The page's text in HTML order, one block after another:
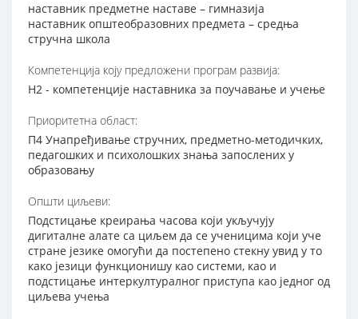
наставник предметне наставе – гимназија
наставник општеобразовних предмета – средња
стручна школа
Компетенција коју предложени програм развија:
Н2 - компетенције наставника за поучавање и учење
Приоритетна област:
П4 Унапређивање стручних, предметно-методичких,
педагошких и психолошких знања запослених у
образовању
Општи циљеви:
Подстицање креирања часовa који укључују
дигиталне алате са циљем да се ученицима који уче
стране језике омогући да постепено стекну увид у то
како језици функционишу као системи, као и
подстицање интеркултуралног приступа као једног од
циљева учења